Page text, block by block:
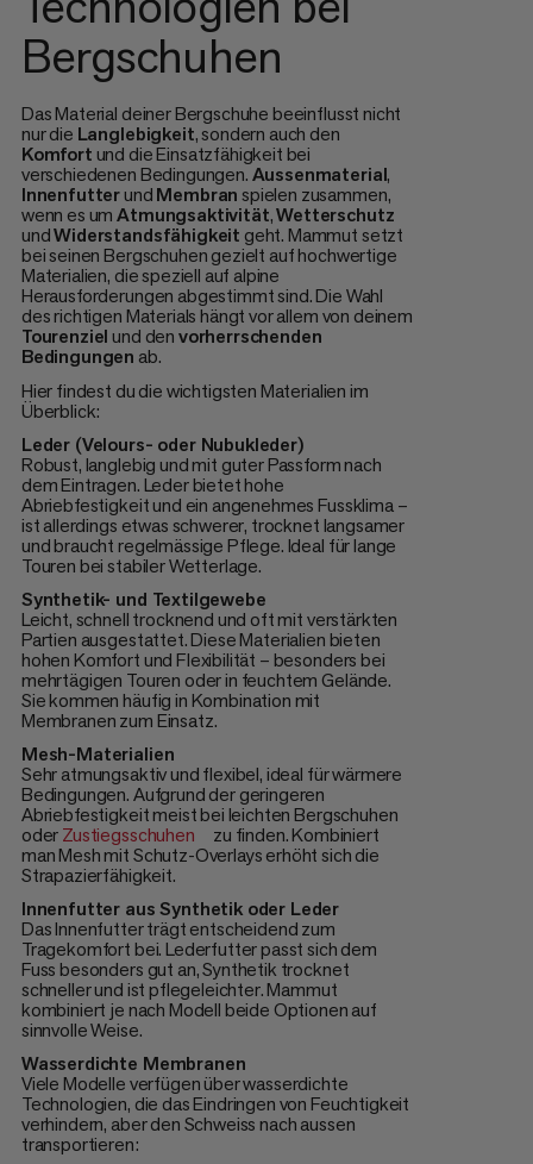
Bergschuhen
Das Material deiner Bergschuhe beeinflusst nicht
nur die Langlebigkeit, sondern auch den
Komfortund die Einsatzfähigkeit bei
verschiedenen Bedingungen.Aussenmaterial,
InnenfutterundMembranspielen zusammen,
wenn es umAtmungsaktivität,Wetterschutz
undWiderstandsfähigkeit geht. Mammut setzt
bei seinen Bergschuhen gezielt auf hochwertige
Materialien, die speziell auf alpine
Herausforderungen abgestimmt sind. Die Wahl
des richtigen Materials hängt vor allem von deinem
Tourenzielund denvorherrschenden
Bedingungen ab.
Hier findest du die wichtigsten Materialien im
Überblick:
Leder (Velours- oder Nubukleder)
Robust, langlebig und mit guter Passform nach
dem Eintragen. Leder bietet hohe
Abriebfestigkeit und ein angenehmes Fussklima –
ist allerdings etwas schwerer, trocknet langsamer
und braucht regelmässige Pflege. Ideal für lange
Touren bei stabiler Wetterlage.
Synthetik- und Textilgewebe
Leicht, schnell trocknend und oft mit verstärkten
Partien ausgestattet. Diese Materialien bieten
hohen Komfort und Flexibilität – besonders bei
mehrtägigen Touren oder in feuchtem Gelände.
Sie kommen häufig in Kombination mit
Membranen zum Einsatz.
Mesh-Materialien
Sehr atmungsaktiv und flexibel, ideal für wärmere
Bedingungen. Aufgrund der geringeren
Abriebfestigkeit meist bei leichten Bergschuhen
oderZustiegsschuhen
zu finden. Kombiniert
man Mesh mit Schutz-Overlays erhöht sich die
Strapazierfähigkeit.
Innenfutter aus Synthetik oder Leder
Das Innenfutter trägt entscheidend zum
Tragekomfort bei. Lederfutter passt sich dem
Fuss besonders gut an, Synthetik trocknet
schneller und ist pflegeleichter. Mammut
kombiniert je nach Modell beide Optionen auf
sinnvolle Weise.
Wasserdichte Membranen
Viele Modelle verfügen über wasserdichte
Technologien, die das Eindringen von Feuchtigkeit
verhindern, aber den Schweiss nach aussen
transportieren: